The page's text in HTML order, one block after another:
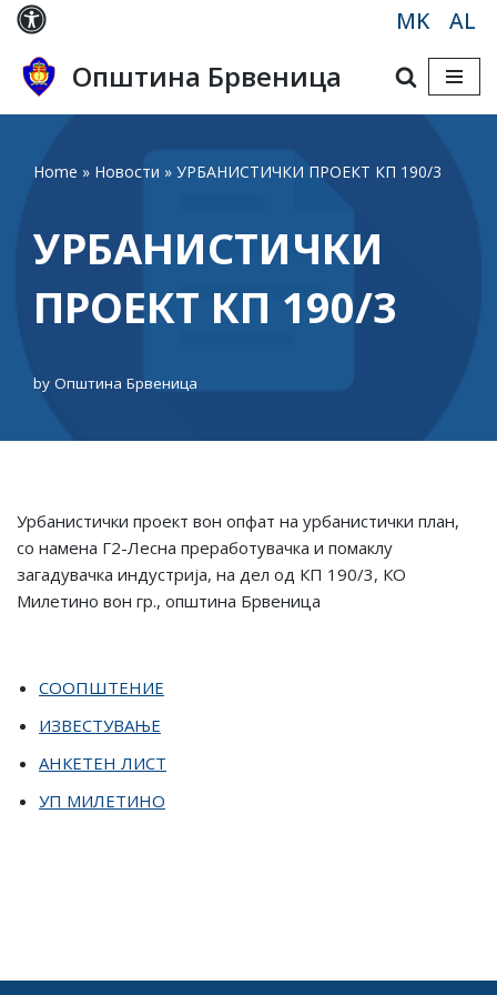
Skip
to
content
MK AL
Општина Брвеница
Home » Новости » УРБАНИСТИЧКИ ПРОЕКТ КП 190/3
УРБАНИСТИЧКИ
ПРОЕКТ КП 190/3
by Општина Брвеница
Урбанистички проект вон опфат на урбанистички план,
со намена Г2-Лесна преработувачка и помаклу
загадувачка индустрија, на дел од КП 190/3, КО
Милетино вон гр., општина Брвеница
СООПШТЕНИЕ
ИЗВЕСТУВАЊЕ
АНКЕТЕН ЛИСТ
УП МИЛЕТИНО